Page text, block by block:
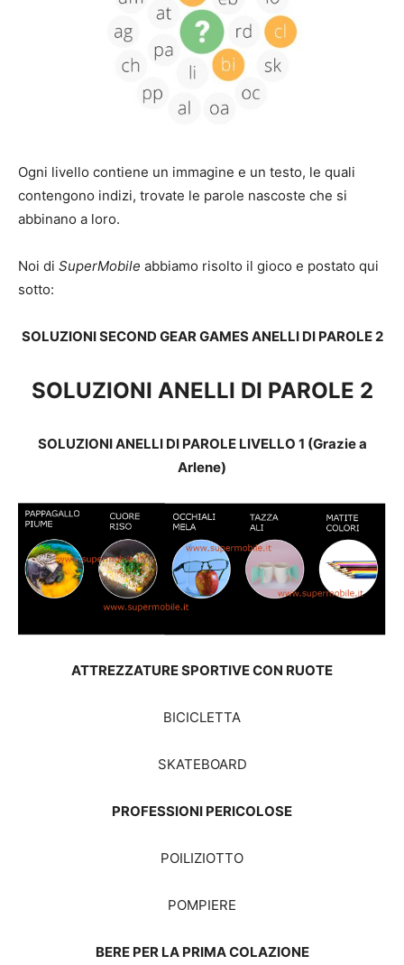
Ogni livello contiene un immagine e un testo, le quali
contengono indizi, trovate le parole nascoste che si
abbinano a loro.
Noi di SuperMobile abbiamo risolto il gioco e postato qui
sotto:
SOLUZIONI SECOND GEAR GAMES ANELLI DI PAROLE 2
SOLUZIONI ANELLI DI PAROLE 2
SOLUZIONI ANELLI DI PAROLE LIVELLO 1 (Grazie a
Arlene)
ATTREZZATURE SPORTIVE CON RUOTE
BICICLETTA
SKATEBOARD
PROFESSIONI PERICOLOSE
POILIZIOTTO
POMPIERE
BERE PER LA PRIMA COLAZIONE